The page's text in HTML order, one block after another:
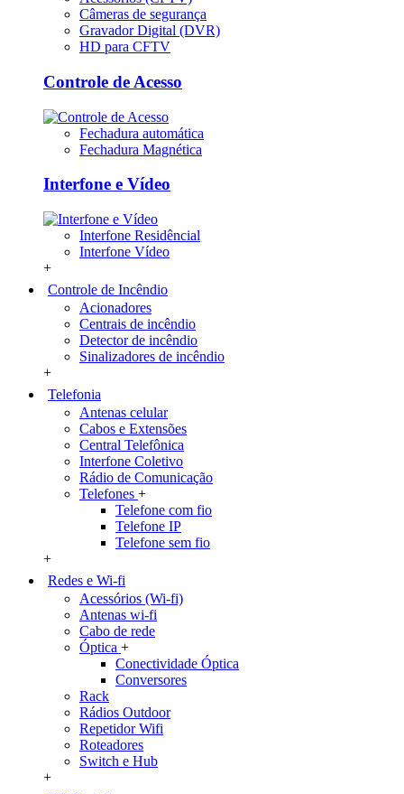
Câmeras de segurança
Gravador Digital (DVR)
HD para CFTV
Controle de Acesso
Fechadura automática
Fechadura Magnética
Interfone e Vídeo
Interfone Residêncial
Interfone Vídeo
+
Controle de Incêndio
Acionadores
Centrais de incêndio
Detector de incêndio
Sinalizadores de incêndio
+
Telefonia
Antenas celular
Cabos e Extensões
Central Telefônica
Interfone Coletivo
Rádio de Comunicação
Telefones +
Telefone com fio
Telefone IP
Telefone sem fio
+
Redes e Wi-fi
Acessórios (Wi-fi)
Antenas wi-fi
Cabo de rede
Óptica +
Conectividade Óptica
Conversores
Rack
Rádios Outdoor
Repetidor Wifi
Roteadores
Switch e Hub
+